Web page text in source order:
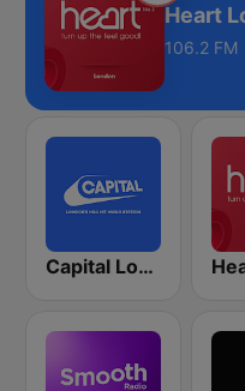
Heart
106.2 FM
Capital London